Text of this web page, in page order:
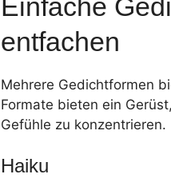
Einfache
entfachen
Mehrere Gedichtformen
Formate bieten ein
Gefühle zu konzentrieren.
Haiku